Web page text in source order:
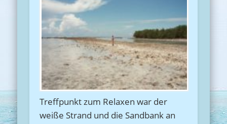
Treffpunkt zum Relaxen war der
weiße Strand und die Sandbank an